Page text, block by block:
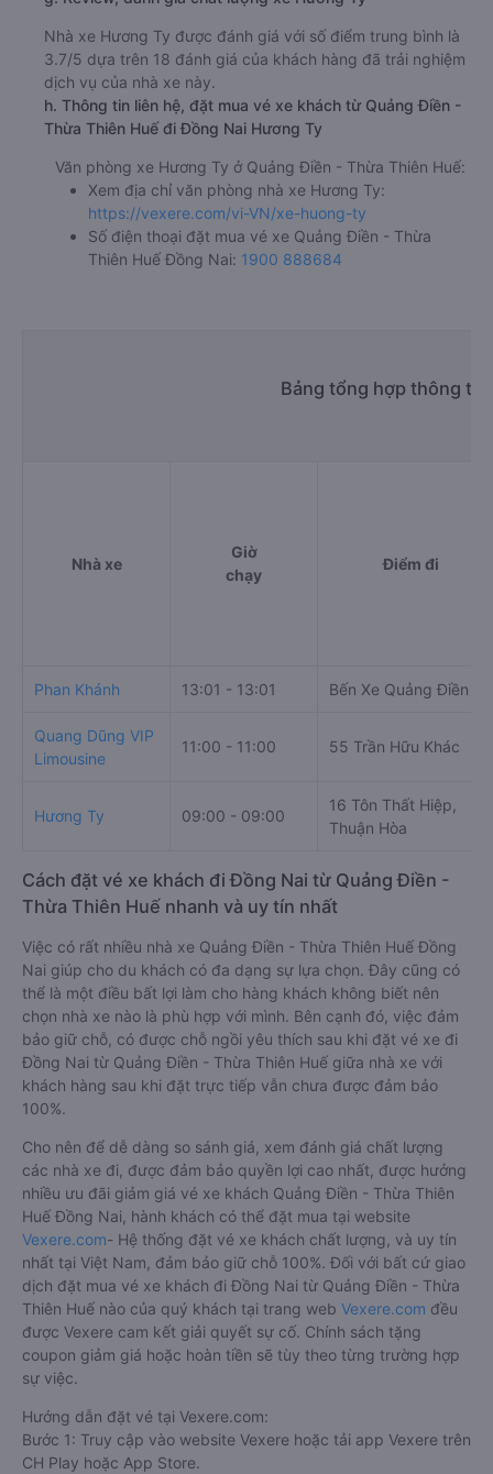
Nhà xe Hương Ty được đánh giá với số điểm trung bình là
3.7/5 dựa trên 18 đánh giá của khách hàng đã trải nghiệm
dịch vụ của nhà xe này.
h. Thông tin liên hệ, đặt mua vé xe khách từ Quảng Điền -
Thừa Thiên Huế đi Đồng Nai Hương Ty
Văn phòng xe Hương Ty ở Quảng Điền - Thừa Thiên Huế:
Xem địa chỉ văn phòng nhà xe Hương Ty:
https://vexere.com/vi-VN/xe-huong-ty
Số điện thoại đặt mua vé xe Quảng Điền - Thừa
Thiên Huế Đồng Nai: 1900 888684
Bảng tổng hợp thông
Nhà xe
Giờ
chạy
Điểm đi
Phan Khánh 13:01 - 13:01 Bến Xe Quảng Điền
Quang Dũng VIP
Limousine
11:00 - 11:00 55 Trần Hữu Khác
Hương Ty 09:00 - 09:00
16 Tôn Thất Hiệp,
Thuận Hòa
Cách đặt vé xe khách đi Đồng Nai từ Quảng Điền -
Thừa Thiên Huế nhanh và uy tín nhất
Việc có rất nhiều nhà xe Quảng Điền - Thừa Thiên Huế Đồng
Nai giúp cho du khách có đa dạng sự lựa chọn. Đây cũng có
thể là một điều bất lợi làm cho hàng khách không biết nên
chọn nhà xe nào là phù hợp với mình. Bên cạnh đó, việc đảm
bảo giữ chỗ, có được chỗ ngồi yêu thích sau khi đặt vé xe đi
Đồng Nai từ Quảng Điền - Thừa Thiên Huế giữa nhà xe với
khách hàng sau khi đặt trực tiếp vẫn chưa được đảm bảo
100%.
Cho nên để dễ dàng so sánh giá, xem đánh giá chất lượng
các nhà xe đi, được đảm bảo quyền lợi cao nhất, được hưởng
nhiều ưu đãi giảm giá vé xe khách Quảng Điền - Thừa Thiên
Huế Đồng Nai, hành khách có thể đặt mua tại website
Vexere.com- Hệ thống đặt vé xe khách chất lượng, và uy tín
nhất tại Việt Nam, đảm bảo giữ chỗ 100%. Đối với bất cứ giao
dịch đặt mua vé xe khách đi Đồng Nai từ Quảng Điền - Thừa
Thiên Huế nào của quý khách tại trang web Vexere.com đều
được Vexere cam kết giải quyết sự cố. Chính sách tặng
coupon giảm giá hoặc hoàn tiền sẽ tùy theo từng trường hợp
sự việc.
Hướng dẫn đặt vé tại Vexere.com:
Bước 1: Truy cập vào website Vexere hoặc tải app Vexere trên
CH Play hoặc App Store.